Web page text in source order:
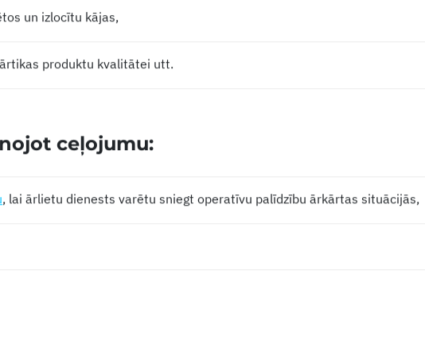
un izlocītu kājas,
produktu kvalitātei utt.
ceļojumu:
, lai ārlietu dienests varētu sniegt operatīvu palīdzību ārkārtas situācijās,